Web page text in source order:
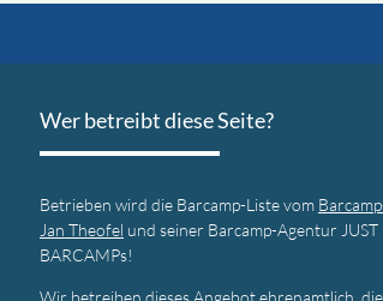
Wer betreibt diese Seite?
Betrieben wird die Barcamp-Liste vom
Jan Theofel und seiner Barcamp-Agentur JUST
BARCAMPs!